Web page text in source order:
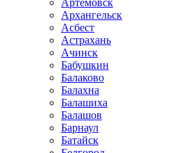
Артёмовск
Архангельск
Асбест
Астрахань
Ачинск
Бабушкин
Балаково
Балахна
Балашиха
Балашов
Барнаул
Батайск